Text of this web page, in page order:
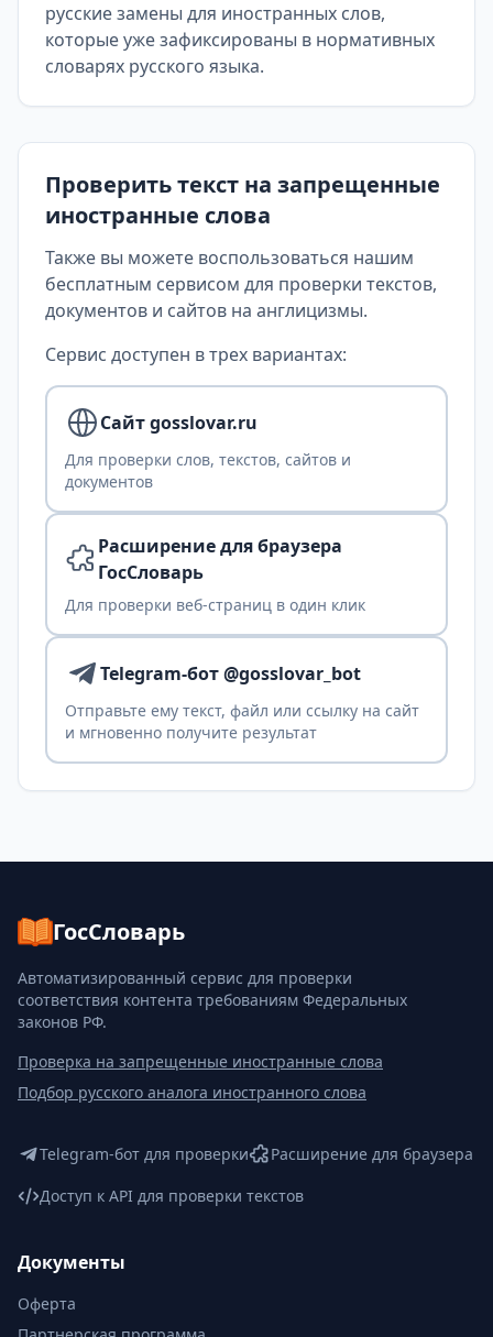
русские замены для иностранных слов,
которые уже зафиксированы в нормативных
словарях русского языка.
Проверить текст на запрещенные
иностранные слова
Также вы можете воспользоваться нашим
бесплатным сервисом для проверки текстов,
документов и сайтов на англицизмы.
Сервис доступен в трех вариантах:
Сайт gosslovar.ru
Для проверки слов, текстов, сайтов и
документов
Расширение для браузера
ГосСловарь
Для проверки веб-страниц в один клик
Telegram-бот @gosslovar_bot
Отправьте ему текст, файл или ссылку на сайт
и мгновенно получите результат
ГосСловарь
Автоматизированный сервис для проверки
соответствия контента требованиям Федеральных
законов РФ.
Проверка на запрещенные иностранные слова
Подбор русского аналога иностранного слова
Telegram-бот для проверки
Расширение для браузера
Доступ к API для проверки текстов
Документы
Оферта